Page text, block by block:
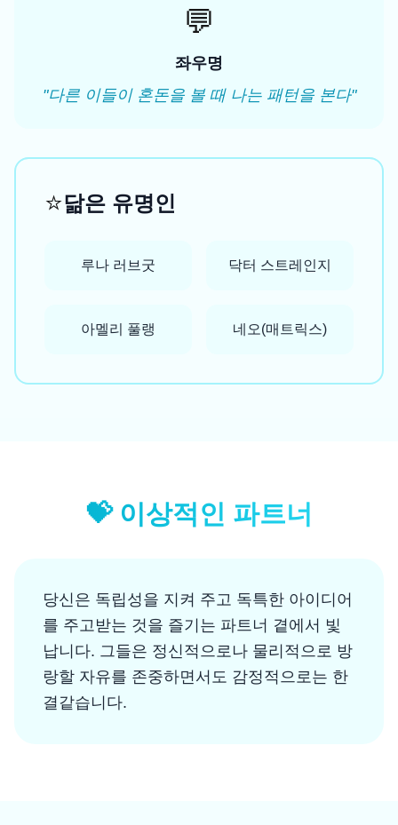
💬
좌우명
"다른 이들이 혼돈을 볼 때 나는 패턴을 본다"
⭐닮은 유명인
루나 러브굿 닥터 스트레인지
아멜리 풀랭 네오(매트릭스)
💝 이상적인 파트너
당신은 독립성을 지켜 주고 독특한 아이디어
를 주고받는 것을 즐기는 파트너 곁에서 빛
납니다. 그들은 정신적으로나 물리적으로 방
랑할 자유를 존중하면서도 감정적으로는 한
결같습니다.